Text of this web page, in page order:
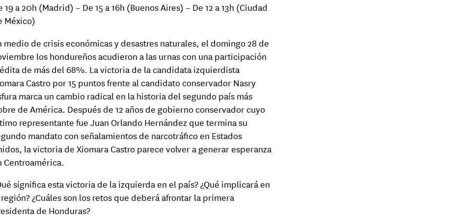
19 a 20h (Madrid) – De 15 a 16h (Buenos Aires) – De 12 a 13h (Ciudad
México)
medio de crisis económicas y desastres naturales, el domingo 28 de
los hondureños acudieron a las urnas con una participación
de más del 68%. La victoria de la candidata izquierdista
Castro por 15 puntos frente al candidato conservador Nasry
marca un cambio radical en la historia del segundo país más
de América. Después de 12 años de gobierno conservador cuyo
representante fue Juan Orlando Hernández que termina su
mandato con señalamientos de narcotráfico en Estados
la victoria de Xiomara Castro parece volver a generar esperanza
Centroamérica.
significa esta victoria de la izquierda en el país? ¿Qué implicará en
¿Cuáles son los retos que deberá afrontar la primera
de Honduras?